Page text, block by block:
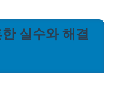
실수와 해결